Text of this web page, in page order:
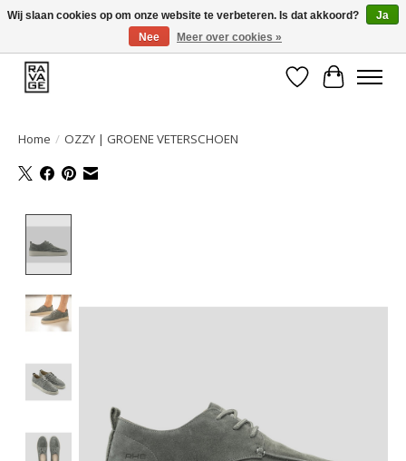
EEN GROOT ASSORTIMENT VAN TOP MERKEN!
Verlanglijst
Home / OZZY | GROENE VETERSCHOEN
Wij slaan cookies op om onze website te verbeteren. Is dat akkoord?
Ja
Nee
Meer over cookies »